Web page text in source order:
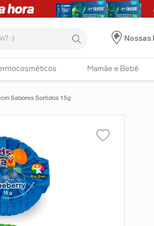
Nossas
Mamãe e Bebê
Sabores Sortidos 15g